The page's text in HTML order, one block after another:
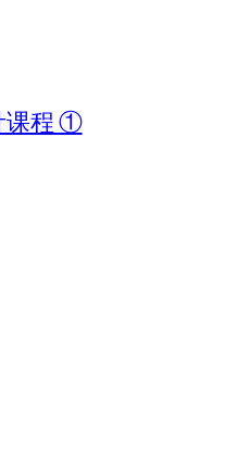
课程 ①